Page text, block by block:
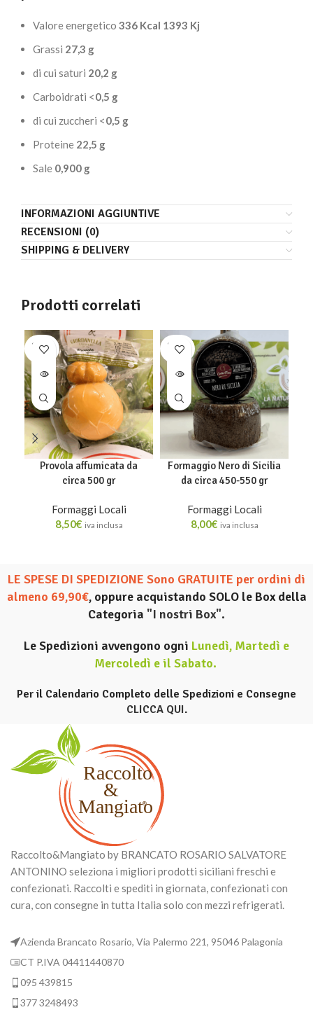
Valore energetico 336 Kcal 1393 Kj
Grassi 27,3 g
di cui saturi 20,2 g
Carboidrati <0,5 g
di cui zuccheri <0,5 g
Proteine 22,5 g
Sale 0,900 g
INFORMAZIONI AGGIUNTIVE
RECENSIONI (0)
SHIPPING & DELIVERY
Prodotti correlati
SOLD
OUT
Provola affumicata da
circa 500 gr
Formaggi Locali
8,50€ iva inclusa
SOLD
OUT
Formaggio Nero di Sicilia
da circa 450-550 gr
Formaggi Locali
8,00€ iva inclusa
LE SPESE DI SPEDIZIONE Sono GRATUITE per ordini di
almeno 69,90€, oppure acquistando SOLO le Box della
Categoria "I nostri Box".
Le Spedizioni avvengono ogni Lunedì, Martedì e
Mercoledì e il Sabato.
Per il Calendario Completo delle Spedizioni e Consegne
CLICCA QUI.
Raccolto&Mangiato by BRANCATO ROSARIO SALVATORE
ANTONINO seleziona i migliori prodotti siciliani freschi e
confezionati. Raccolti e spediti in giornata, confezionati con
cura, con consegne in tutta Italia solo con mezzi refrigerati.
Azienda Brancato Rosario, Via Palermo 221, 95046 Palagonia
CT P.IVA 04411440870
095 439815
377 3248493